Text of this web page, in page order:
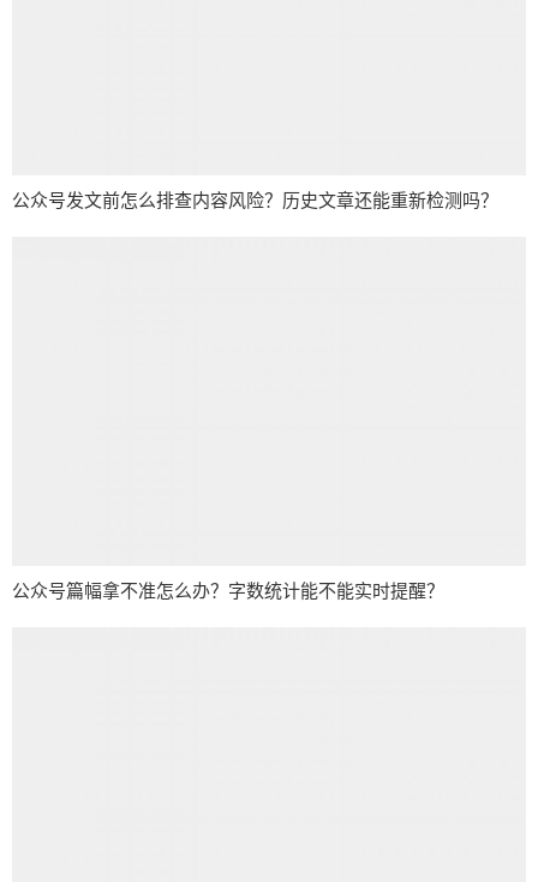
公众号发文前怎么排查内容风险？历史文章还能重新检测吗？
公众号篇幅拿不准怎么办？字数统计能不能实时提醒？